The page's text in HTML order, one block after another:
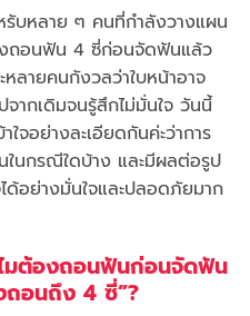
รับหลาย ๆ คนที่กำลังวางแผน
ถอนฟัน 4 ซี่ก่อนจัดฟันแล้ว
หลายคนกังวลว่าใบหน้าอาจ
ากเดิมจนรู้สึกไม่มั่นใจ วันนี้
จอย่างละเอียดกันค่ะว่าการ
ในกรณีใดบ้าง และมีผลต่อรูป
ด้อย่างมั่นใจและปลอดภัยมาก
ไมต้องถอนฟันก่อนจัดฟัน
ถอนถึง 4 ซี่”?